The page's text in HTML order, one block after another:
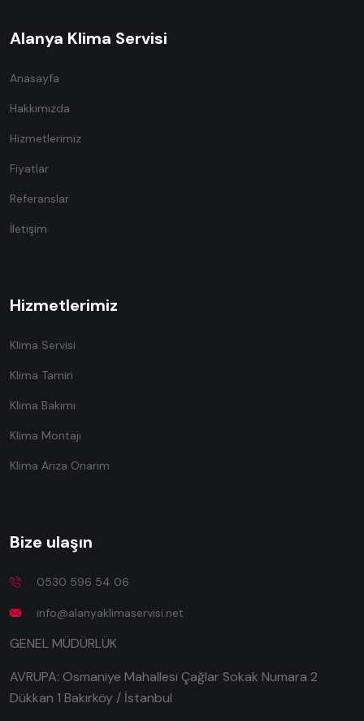
Alanya Klima Servisi
Anasayfa
Hakkımızda
Hizmetlerimiz
Fiyatlar
Referanslar
İletişim
Hizmetlerimiz
Klima Servisi
Klima Tamiri
Klima Bakımı
Klima Montajı
Klima Arıza Onarım
Bize ulaşın
0530 596 54 06
info@alanyaklimaservisi.net
GENEL MÜDÜRLÜK
AVRUPA: Osmaniye Mahallesi Çağlar Sokak Numara 2
Dükkan 1 Bakırköy / İstanbul